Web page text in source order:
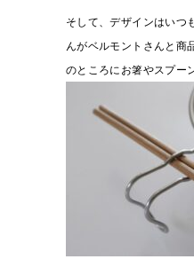
そして、デザインはいつ
んがベルモントさんと商
のところにお箸やスプー